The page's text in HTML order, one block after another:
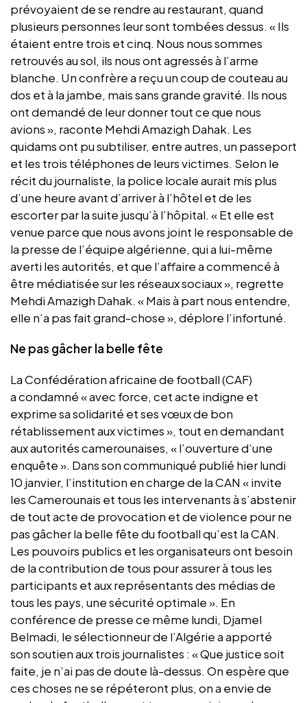
prévoyaient de se rendre au restaurant, quand
plusieurs personnes leur sont tombées dessus. « Ils
étaient entre trois et cinq. Nous nous sommes
retrouvés au sol, ils nous ont agressés à l’arme
blanche. Un confrère a reçu un coup de couteau au
dos et à la jambe, mais sans grande gravité. Ils nous
ont demandé de leur donner tout ce que nous
avions », raconte Mehdi Amazigh Dahak. Les
quidams ont pu subtiliser, entre autres, un passeport
et les trois téléphones de leurs victimes. Selon le
récit du journaliste, la police locale aurait mis plus
d’une heure avant d’arriver à l’hôtel et de les
escorter par la suite jusqu’à l’hôpital. « Et elle est
venue parce que nous avons joint le responsable de
la presse de l’équipe algérienne, qui a lui-même
averti les autorités, et que l’affaire a commencé à
être médiatisée sur les réseaux sociaux », regrette
Mehdi Amazigh Dahak. « Mais à part nous entendre,
elle n’a pas fait grand-chose », déplore l’infortuné.
Ne pas gâcher la belle fête
La Confédération africaine de football (CAF)
a condamné « avec force, cet acte indigne et
exprime sa solidarité et ses vœux de bon
rétablissement aux victimes », tout en demandant
aux autorités camerounaises, « l’ouverture d’une
enquête ». Dans son communiqué publié hier lundi
10 janvier, l’institution en charge de la CAN « invite
les Camerounais et tous les intervenants à s’abstenir
de tout acte de provocation et de violence pour ne
pas gâcher la belle fête du football qu’est la CAN.
Les pouvoirs publics et les organisateurs ont besoin
de la contribution de tous pour assurer à tous les
participants et aux représentants des médias de
tous les pays, une sécurité optimale ». En
conférence de presse ce même lundi, Djamel
Belmadi, le sélectionneur de l’Algérie a apporté
son soutien aux trois journalistes : « Que justice soit
faite, je n’ai pas de doute là-dessus. On espère que
ces choses ne se répéteront plus, on a envie de